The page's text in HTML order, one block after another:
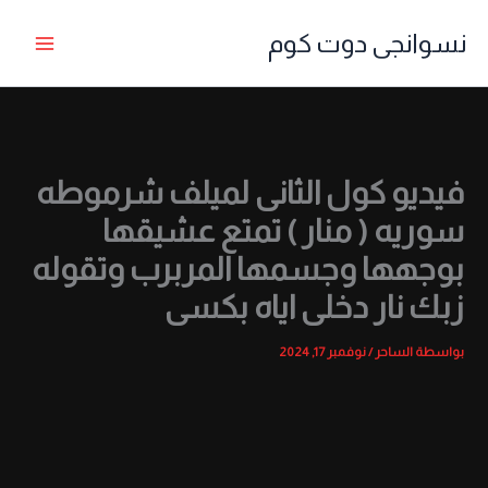
نسوانجى دوت كوم
فيديو كول الثانى لميلف شرموطه
سوريه ( منار ) تمتع عشيقها
بوجهها وجسمها المربرب وتقوله
زبك نار دخلى اياه بكسى
بواسطة الساحر/نوفمبر 17, 2024